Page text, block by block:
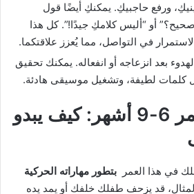
ورفع حاجبيكِ. يمكنكِ أيضًا قول
أو “أليس كلامكِ جيدًا!”. كل هذا
في التواصل، مما يُعزز علاقتكما.
بعد انزعاجه أو انفعاله. يمكنك تحقيق
كلمات لطيفة، وتشغيل موسيقى هادئة.
الترابط في عمر 6-9 أشهر: كيف يبدو
في هذا العمر بتطور مهاراته الحركية
قد يزحف طفلك خلفك أو يمد يده